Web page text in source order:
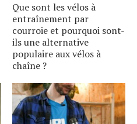
Que sont les vélos à
entraînement par
courroie et pourquoi sont-
ils une alternative
populaire aux vélos à
chaîne ?